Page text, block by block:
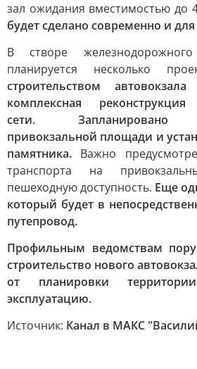
зал ожидания вместимостью до
будет сделано современно и
В створе
планируется несколько
строительством
комплексная
сети. Запланировано
привокзальной площади и
памятника. Важно
транспорта на
пешеходную доступность. Еще
который будет в
путепровод.
Профильным ведомствам
строительство нового
от планировки
эксплуатацию.
Источник: Канал в МАКС